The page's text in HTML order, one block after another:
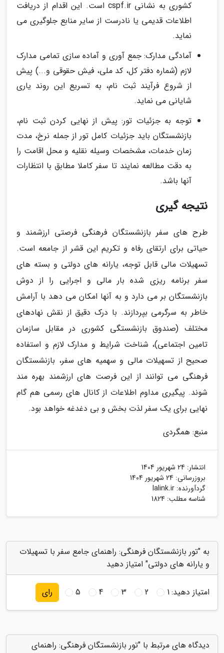
کشوری به نشانی cspf.ir است. این اقدام از دریافت
اطلاعات قدیمی یا نادرست از سایر منابع جلوگیری می
نماید.
آمادگی مدارک: جمع آوری و آماده سازی تمامی مدارک
لازم (شماره دفتر کل، کد ملی، فیش حقوقی و...) پیش
از شروع فرآیند ثبت نام، به تسریع این روند یاری
شایانی می نماید.
توجه به جزئیات تور: پیش از نهایی کردن ثبت نام،
بازنشستگان باید جزئیات کامل تور از جمله نرخ، مدت
زمان خدمات، مشخصات وسیله نقلیه و محل اقامت را
به دقت مطالعه نمایند تا سفر کاملا مطابق با انتظارات
آنها باشد.
نتیجه گیری
طرح های سفر بازنشستگان فرهنگی فرصتی ارزشمند و
حیاتی برای ارتقای رفاه و تکریم این قشر از جامعه است.
تسهیلات مالی قابل توجه، یارانه های دولتی و بسته های
سفر برنامه ریزی شده بار مالی و اجرایی را از دوش
بازنشستگان بر می دارد و به آنها امکان می دهد با آرامش
خاطر به سرگرمی بپردازند. با درک دقیق از نقش نهادهای
مختلف (صندوق بازنشستگی کشوری در مقابل سازمان
تامین اجتماعی)، شناخت شرایط و مدارک لازم و استفاده
صحیح از تسهیلات مالی و سهمیه های سفر، بازنشستگان
فرهنگی می توانند از این فرصت های ارزشمند بهره مند
شوند. پیگیری مداوم اطلاعات از کانال های رسمی هم گام
نهایی برای یک سفر لذت بخش و بی دغدغه خواهد بود.
منبع: همگردی
انتشار: 24 شهریور 1404
بروزرسانی: 24 شهریور 1404
گردآورنده: lalink.ir
شناسه مطلب: 1824
به "تور بازنشستگان فرهنگی: راهنمای جامع سفر با تسهیلات
و یارانه های دولتی" امتیاز دهید
امتیاز دهید:1
2
3
4
5 رای
دیدگاه های مرتبط با "تور بازنشستگان فرهنگی: راهنمای